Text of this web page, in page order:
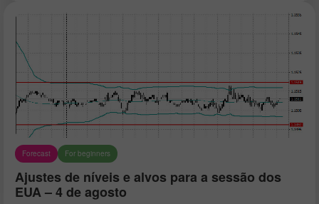
Forecast For beginners
Ajustes de níveis e alvos para a sessão dos
EUA – 4 de agosto